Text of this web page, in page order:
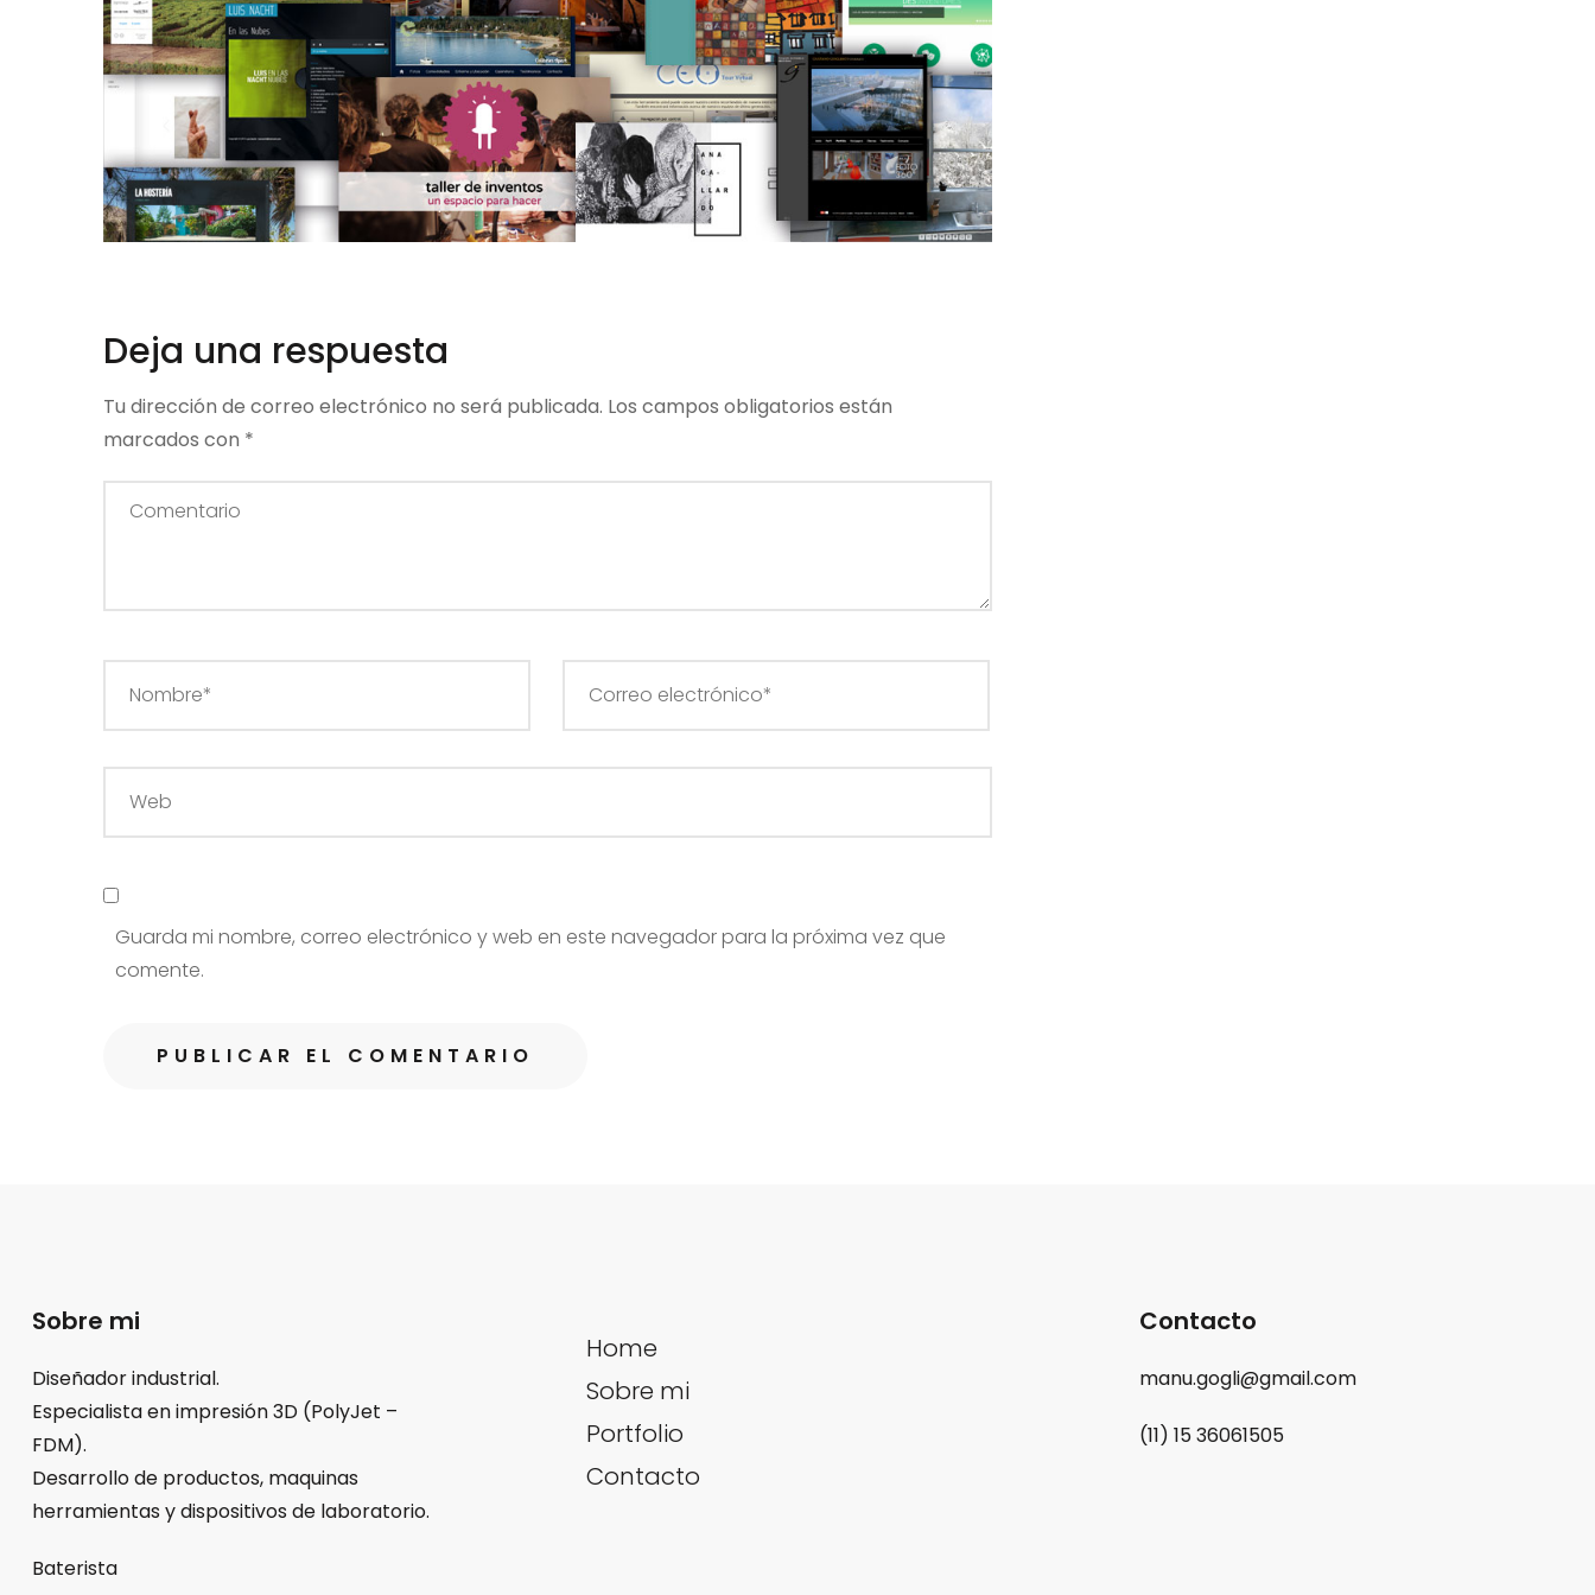
Deja una respuesta
Tu dirección de correo electrónico no será publicada. Los campos obligatorios están
marcados con *
Guarda mi nombre, correo electrónico y web en este navegador para la próxima vez que
comente.
Sobre mi
Diseñador industrial.
Especialista en impresión 3D (PolyJet –
FDM).
Desarrollo de productos, maquinas
herramientas y dispositivos de laboratorio.
Baterista
Home
Sobre mi
Portfolio
Contacto
Contacto
manu.gogli@gmail.com
(11) 15 36061505